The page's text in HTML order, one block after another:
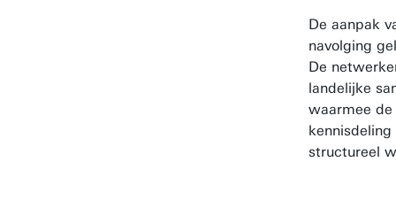
De aanpak
navolging
De
landelijke
waarmee de
structureel